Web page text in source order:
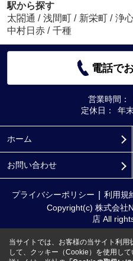
駅から探す
太閤通 / 浅間町 / 新栄町 / 浄
中村日赤 / 千種
電話で
営業時間：
定休日：
年
ホーム
お問い合わせ
プライバシーポリシー 利用規
Copyright(c) 株式会社
店 All
当サイトでは、お客様の当サイト利用
して、クッキー（Cookie）を使用して